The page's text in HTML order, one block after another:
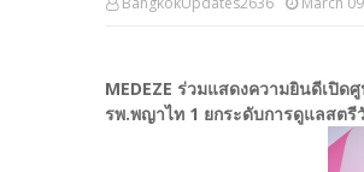
MEDEZE ร่วมแสดงความยินดีเปิ
รพ.พญาไท 1 ยกระดับการดูแลสตรี